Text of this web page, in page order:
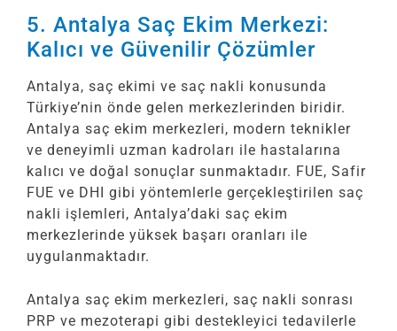
5. Antalya Saç Ekim Merkezi:
Kalıcı ve Güvenilir Çözümler
Antalya, saç ekimi ve saç nakli konusunda
Türkiye’nin önde gelen merkezlerinden biridir.
Antalya saç ekim merkezleri, modern teknikler
ve deneyimli uzman kadroları ile hastalarına
kalıcı ve doğal sonuçlar sunmaktadır. FUE, Safir
FUE ve DHI gibi yöntemlerle gerçekleştirilen saç
nakli işlemleri, Antalya’daki saç ekim
merkezlerinde yüksek başarı oranları ile
uygulanmaktadır.
Antalya saç ekim merkezleri, saç nakli sonrası
PRP ve mezoterapi gibi destekleyici tedavilerle